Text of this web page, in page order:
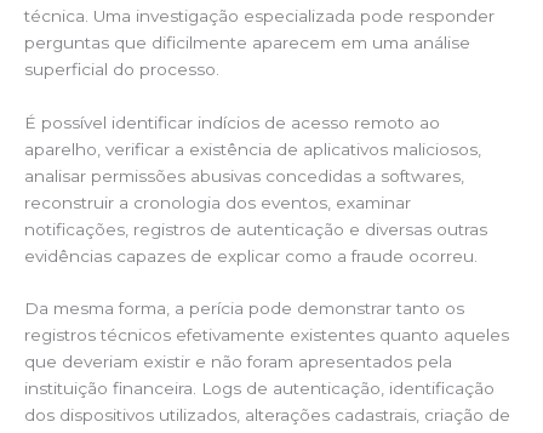
técnica. Uma investigação especializada pode responder
perguntas que dificilmente aparecem em uma análise
superficial do processo.
É possível identificar indícios de acesso remoto ao
aparelho, verificar a existência de aplicativos maliciosos,
analisar permissões abusivas concedidas a softwares,
reconstruir a cronologia dos eventos, examinar
notificações, registros de autenticação e diversas outras
evidências capazes de explicar como a fraude ocorreu.
Da mesma forma, a perícia pode demonstrar tanto os
registros técnicos efetivamente existentes quanto aqueles
que deveriam existir e não foram apresentados pela
instituição financeira. Logs de autenticação, identificação
dos dispositivos utilizados, alterações cadastrais, criação de